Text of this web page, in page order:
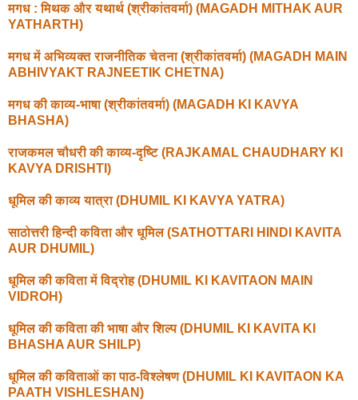
मगध : मिथक और यथार्थ (श्रीकांतवर्मा) (MAGADH MITHAK AUR
YATHARTH)
मगध में अभिव्यक्त राजनीतिक चेतना (श्रीकांतवर्मा) (MAGADH MAIN
ABHIVYAKT RAJNEETIK CHETNA)
मगध की काव्य-भाषा (श्रीकांतवर्मा) (MAGADH KI KAVYA
BHASHA)
राजकमल चौधरी की काव्य-दृष्टि (RAJKAMAL CHAUDHARY KI
KAVYA DRISHTI)
धूमिल की काव्य यात्रा (DHUMIL KI KAVYA YATRA)
साठोत्तरी हिन्दी कविता और धूमिल (SATHOTTARI HINDI KAVITA
AUR DHUMIL)
धूमिल की कविता में विद्रोह (DHUMIL KI KAVITAON MAIN
VIDROH)
धूमिल की कविता की भाषा और शिल्प (DHUMIL KI KAVITA KI
BHASHA AUR SHILP)
धूमिल की कविताओं का पाठ-विश्लेषण (DHUMIL KI KAVITAON KA
PAATH VISHLESHAN)